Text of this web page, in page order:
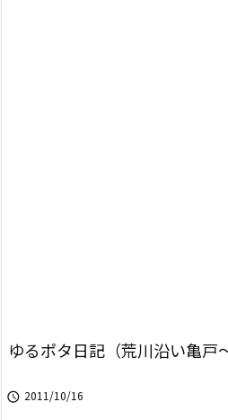
ゆるポタ日記（荒川沿い亀戸
 2011/10/16